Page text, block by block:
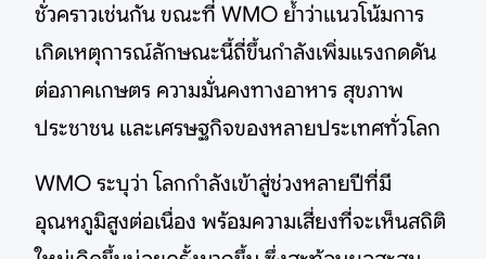
ชั่วคราวเช่นกัน ขณะที่ WMO ย้ำว่าแนวโน้มการ
เกิดเหตุการณ์ลักษณะนี้ถี่ขึ้นกำลังเพิ่มแรงกดดัน
ต่อภาคเกษตร ความมั่นคงทางอาหาร สุขภาพ
ประชาชน และเศรษฐกิจของหลายประเทศทั่วโลก
WMO ระบุว่า โลกกำลังเข้าสู่ช่วงหลายปีที่มี
อุณหภูมิสูงต่อเนื่อง พร้อมความเสี่ยงที่จะเห็นสถิติ